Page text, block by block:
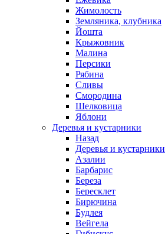
Жимолость
Земляника, клубника
Йошта
Крыжовник
Малина
Персики
Рябина
Сливы
Смородина
Шелковица
Яблони
Деревья и кустарники
Назад
Деревья и кустарники
Азалии
Барбарис
Береза
Бересклет
Бирючина
Будлея
Вейгела